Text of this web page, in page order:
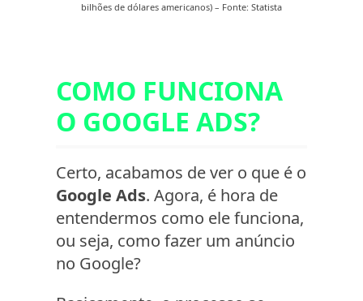
bilhões de dólares americanos) – Fonte: Statista
COMO FUNCIONA
O GOOGLE ADS?
Certo, acabamos de ver o que é o
Google Ads. Agora, é hora de
entendermos como ele funciona,
ou seja, como fazer um anúncio
no Google?